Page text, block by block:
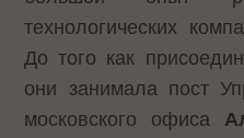
технологических
До того как
они занимала пост
московского офиса